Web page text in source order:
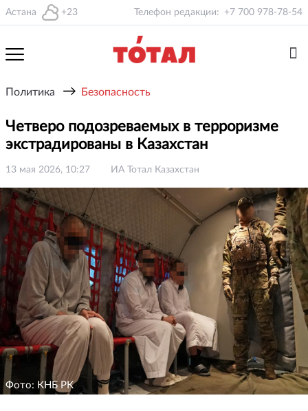
Астана +23 Телефон редакции: +7 700 978-78-54
Политика → Безопасность
Четверо подозреваемых в терроризме
экстрадированы в Казахстан
13 мая 2026, 10:27 ИА Тотал Казахстан
Фото: КНБ РК